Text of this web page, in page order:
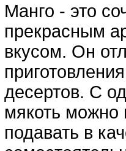
Манго - это
прекрасным
вкусом. Он
десертов. С
мякоть можно
подавать в